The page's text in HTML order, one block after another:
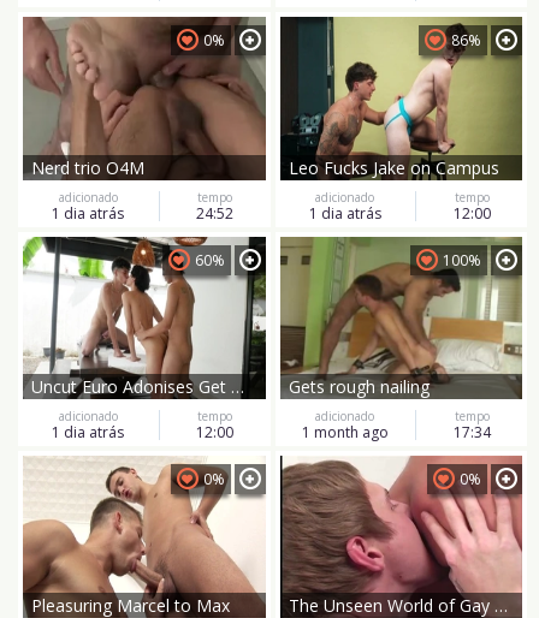
Nerd trio O4M
0%
adicionado
1 dia atrás
tempo
24:52
Leo Fucks Jake on Campus
86%
adicionado
1 dia atrás
tempo
12:00
Uncut Euro Adonises Get Dirty
60%
adicionado
1 dia atrás
tempo
12:00
Gets rough nailing
100%
adicionado
1 month ago
tempo
17:34
Pleasuring Marcel to Max
0%
The Unseen World of Gay Obsessions
0%